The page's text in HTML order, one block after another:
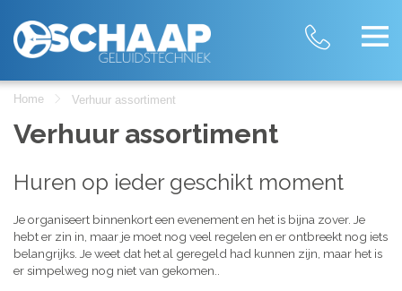
Home Verhuur assortiment
Verhuur assortiment
Huren op ieder geschikt moment
Je organiseert binnenkort een evenement en het is bijna zover. Je
hebt er zin in, maar je moet nog veel regelen en er ontbreekt nog iets
belangrijks. Je weet dat het al geregeld had kunnen zijn, maar het is
er simpelweg nog niet van gekomen..